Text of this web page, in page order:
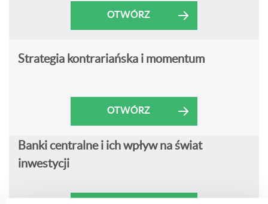
OTWÓRZ
Strategia kontrariańska i momentum
OTWÓRZ
Banki centralne i ich wpływ na świat
inwestycji